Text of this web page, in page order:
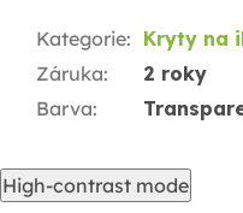
Kategorie: Kryty na
Záruka:
2 roky
Barva:
High-contrast mode